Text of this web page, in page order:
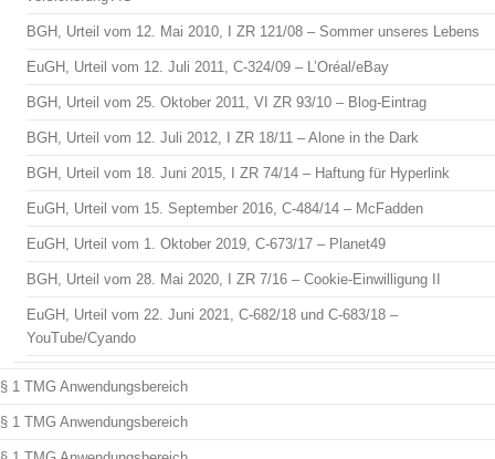
BGH, Urteil vom 12. Mai 2010, I ZR 121/08 – Sommer unseres Lebens
EuGH, Urteil vom 12. Juli 2011, C-324/09 – L’Oréal/eBay
BGH, Urteil vom 25. Oktober 2011, VI ZR 93/10 – Blog-Eintrag
BGH, Urteil vom 12. Juli 2012, I ZR 18/11 – Alone in the Dark
BGH, Urteil vom 18. Juni 2015, I ZR 74/14 – Haftung für Hyperlink
EuGH, Urteil vom 15. September 2016, C-484/14 – McFadden
EuGH, Urteil vom 1. Oktober 2019, C-673/17 – Planet49
BGH, Urteil vom 28. Mai 2020, I ZR 7/16 – Cookie-Einwilligung II
EuGH, Urteil vom 22. Juni 2021, C-682/18 und C-683/18 –
YouTube/Cyando
§ 1 TMG Anwendungsbereich
§ 1 TMG Anwendungsbereich